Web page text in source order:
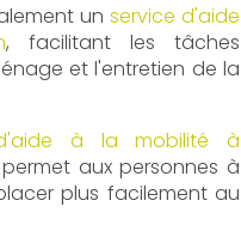
un service d'aide
, facilitant les tâches
et l'entretien de la
à la mobilité à
aux personnes à
plus facilement au